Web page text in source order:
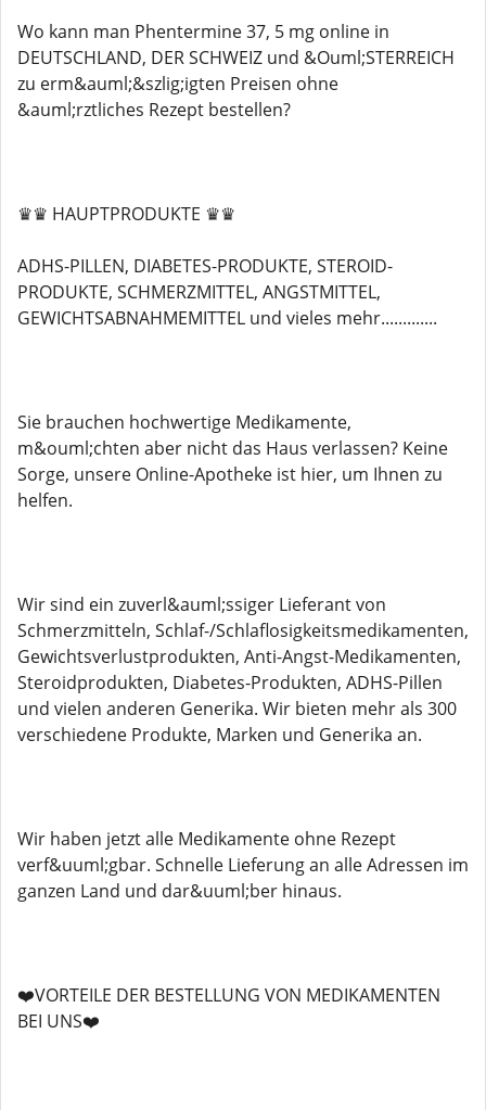
Wo kann man Phentermine 37, 5 mg online in
DEUTSCHLAND, DER SCHWEIZ und &Ouml;STERREICH
zu erm&auml;&szlig;igten Preisen ohne
&auml;rztliches Rezept bestellen?
♛♛ HAUPTPRODUKTE ♛♛
ADHS-PILLEN, DIABETES-PRODUKTE, STEROID-
PRODUKTE, SCHMERZMITTEL, ANGSTMITTEL,
GEWICHTSABNAHMEMITTEL und vieles mehr.............
Sie brauchen hochwertige Medikamente,
m&ouml;chten aber nicht das Haus verlassen? Keine
Sorge, unsere Online-Apotheke ist hier, um Ihnen zu
helfen.
Wir sind ein zuverl&auml;ssiger Lieferant von
Schmerzmitteln, Schlaf-/Schlaflosigkeitsmedikamenten,
Gewichtsverlustprodukten, Anti-Angst-Medikamenten,
Steroidprodukten, Diabetes-Produkten, ADHS-Pillen
und vielen anderen Generika. Wir bieten mehr als 300
verschiedene Produkte, Marken und Generika an.
Wir haben jetzt alle Medikamente ohne Rezept
verf&uuml;gbar. Schnelle Lieferung an alle Adressen im
ganzen Land und dar&uuml;ber hinaus.
❤️VORTEILE DER BESTELLUNG VON MEDIKAMENTEN
BEI UNS❤️